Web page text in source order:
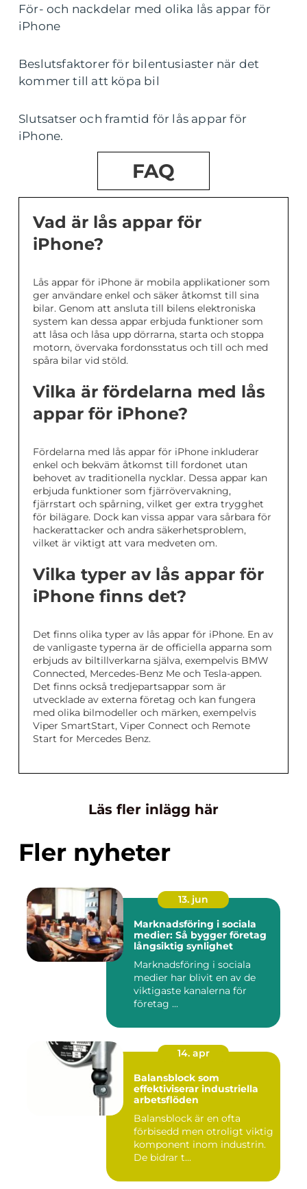
För- och nackdelar med olika lås appar för
iPhone
Beslutsfaktorer för bilentusiaster när det
kommer till att köpa bil
Slutsatser och framtid för lås appar för
iPhone.
FAQ
Vad är lås appar för
iPhone?
Lås appar för iPhone är mobila applikationer som
ger användare enkel och säker åtkomst till sina
bilar. Genom att ansluta till bilens elektroniska
system kan dessa appar erbjuda funktioner som
att låsa och låsa upp dörrarna, starta och stoppa
motorn, övervaka fordonsstatus och till och med
spåra bilar vid stöld.
Vilka är fördelarna med lås
appar för iPhone?
Fördelarna med lås appar för iPhone inkluderar
enkel och bekväm åtkomst till fordonet utan
behovet av traditionella nycklar. Dessa appar kan
erbjuda funktioner som fjärrövervakning,
fjärrstart och spårning, vilket ger extra trygghet
för bilägare. Dock kan vissa appar vara sårbara för
hackerattacker och andra säkerhetsproblem,
vilket är viktigt att vara medveten om.
Vilka typer av lås appar för
iPhone finns det?
Det finns olika typer av lås appar för iPhone. En av
de vanligaste typerna är de officiella apparna som
erbjuds av biltillverkarna själva, exempelvis BMW
Connected, Mercedes-Benz Me och Tesla-appen.
Det finns också tredjepartsappar som är
utvecklade av externa företag och kan fungera
med olika bilmodeller och märken, exempelvis
Viper SmartStart, Viper Connect och Remote
Start for Mercedes Benz.
Läs fler inlägg här
Fler nyheter
13. jun
Marknadsföring i sociala
medier: Så bygger företag
långsiktig synlighet
Marknadsföring i sociala
medier har blivit en av de
viktigaste kanalerna för
företag ...
14. apr
Balansblock som
effektiviserar industriella
arbetsflöden
Balansblock är en ofta
förbisedd men otroligt viktig
komponent inom industrin.
De bidrar t...